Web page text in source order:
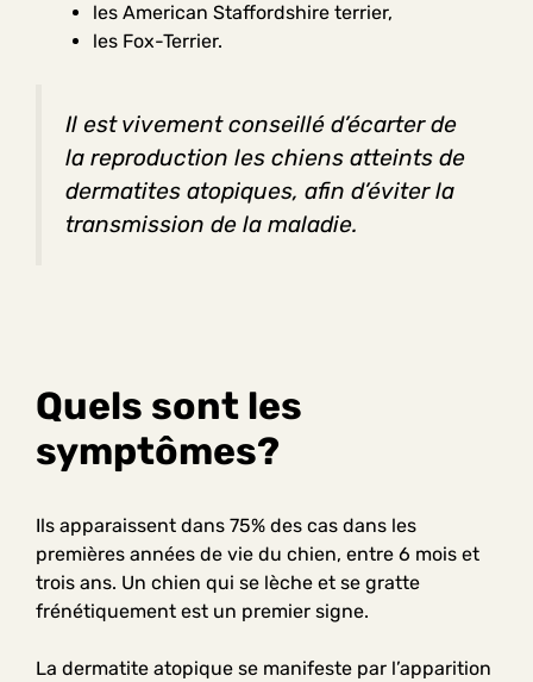
les American Staffordshire terrier,
les Fox-Terrier.
Il est vivement conseillé d’écarter de
la reproduction les chiens atteints de
dermatites atopiques, afin d’éviter la
transmission de la maladie.
Quels sont les
symptômes?
Ils apparaissent dans 75% des cas dans les
premières années de vie du chien, entre 6 mois et
trois ans. Un chien qui se lèche et se gratte
frénétiquement est un premier signe.
La dermatite atopique se manifeste par l’apparition